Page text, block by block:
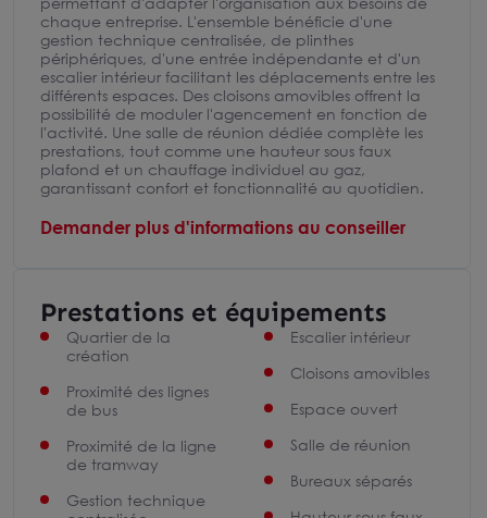
chaque entreprise. L'ensemble bénéficie d'une
gestion technique centralisée, de plinthes
périphériques, d'une entrée indépendante et d'un
escalier intérieur facilitant les déplacements entre les
différents espaces. Des cloisons amovibles offrent la
possibilité de moduler l'agencement en fonction de
l'activité. Une salle de réunion dédiée complète les
prestations, tout comme une hauteur sous faux
plafond et un chauffage individuel au gaz,
garantissant confort et fonctionnalité au quotidien.
Demander plus d'informations au conseiller
Prestations et équipements
Quartier de la
création
Proximité des lignes
de bus
Proximité de la ligne
de tramway
Gestion technique
Escalier intérieur
Cloisons amovibles
Espace ouvert
Salle de réunion
Bureaux séparés